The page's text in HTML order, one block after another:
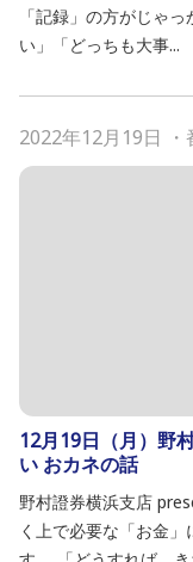
「記録」の方がじゃ
い」「どっちも大事...
2022年12月19日 ・
12月19日（月）野
い おカネの話
野村證券横浜支店
く上で必要な「お金